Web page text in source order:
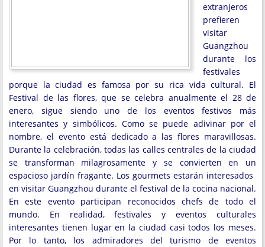
extranjeros
prefieren
visitar
Guangzhou
durante los
festivales
porque la ciudad es famosa por su rica vida cultural. El
Festival de las flores, que se celebra anualmente el 28 de
enero, sigue siendo uno de los eventos festivos más
interesantes y simbólicos. Como se puede adivinar por el
nombre, el evento está dedicado a las flores maravillosas.
Durante la celebración, todas las calles centrales de la ciudad
se transforman milagrosamente y se convierten en un
espacioso jardín fragante. Los gourmets estarán interesados ​​
en visitar Guangzhou durante el festival de la cocina nacional.
En este evento participan reconocidos chefs de todo el
mundo. En realidad, festivales y eventos culturales
interesantes tienen lugar en la ciudad casi todos los meses.
Por lo tanto, los admiradores del turismo de eventos